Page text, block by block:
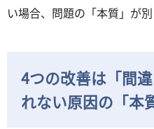
い場合、問題の「本質」が別
4つの改善は「間
れない原因の「本